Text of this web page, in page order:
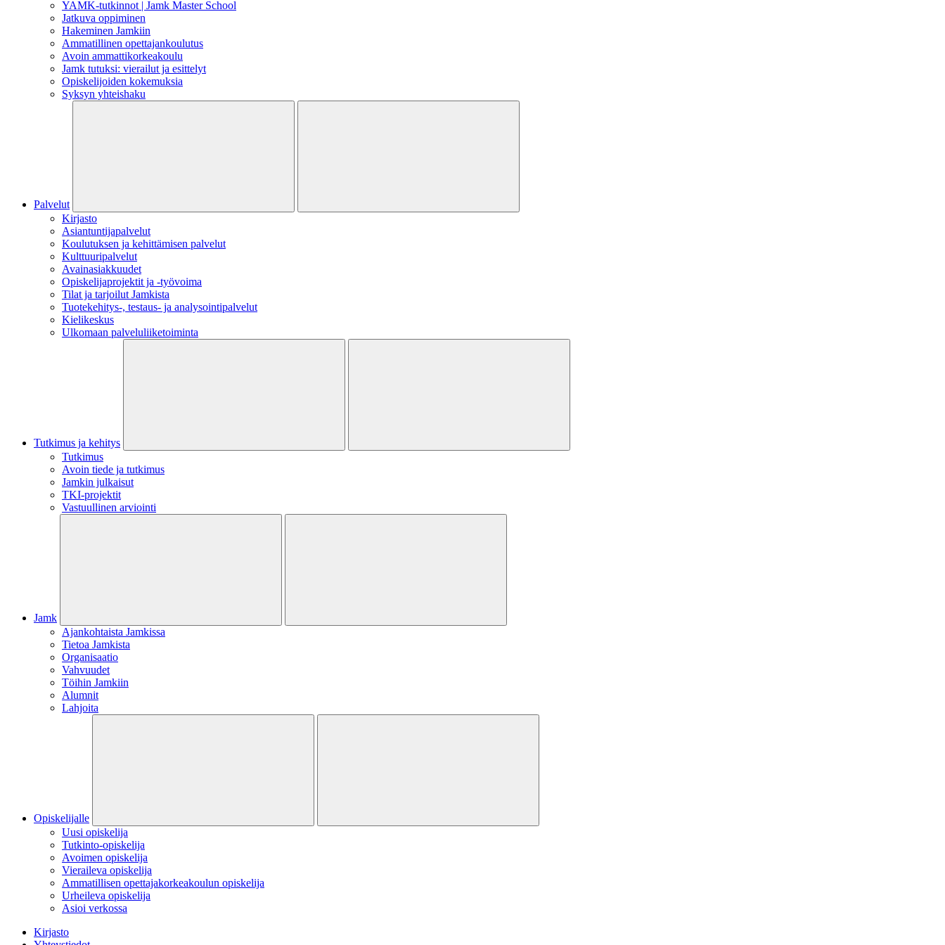
YAMK-tutkinnot | Jamk Master School
Jatkuva oppiminen
Hakeminen Jamkiin
Ammatillinen opettajankoulutus
Avoin ammattikorkeakoulu
Jamk tutuksi: vierailut ja esittelyt
Opiskelijoiden kokemuksia
Syksyn yhteishaku
Palvelut
Kirjasto
Asiantuntijapalvelut
Koulutuksen ja kehittämisen palvelut
Kulttuuripalvelut
Avainasiakkuudet
Opiskelijaprojektit​ ja -työvoima
Tilat ja tarjoilut Jamkista
Tuotekehitys-, testaus- ja analysointipalvelut
Kielikeskus
Ulkomaan palveluliiketoiminta
Tutkimus ja kehitys
Tutkimus
Avoin tiede ja tutkimus
Jamkin julkaisut
TKI-projektit
Vastuullinen arviointi
Jamk
Ajankohtaista Jamkissa
Tietoa Jamkista
Organisaatio
Vahvuudet
Töihin Jamkiin
Alumnit
Lahjoita
Opiskelijalle
Uusi opiskelija
Tutkinto-opiskelija
Avoimen opiskelija
Vieraileva opiskelija
Ammatillisen opettajakorkeakoulun opiskelija
Urheileva opiskelija
Asioi verkossa
Kirjasto